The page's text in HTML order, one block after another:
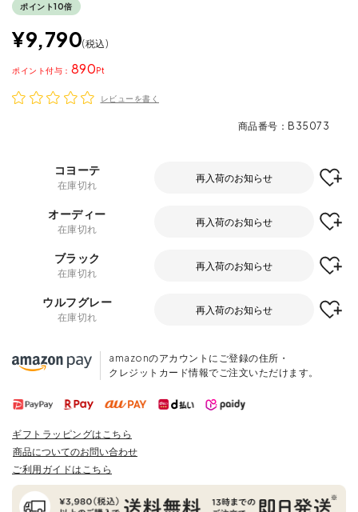
ポイント10倍
¥9,790 税込
890
ポイント
レビューを書く
商品番号 B35073
コヨーテ
在庫切れ
再入荷のお知らせ
オーディー
在庫切れ
再入荷のお知らせ
ブラック
在庫切れ
再入荷のお知らせ
ウルフグレー
在庫切れ
再入荷のお知らせ
amazonのアカウントにご登録の住所・
クレジットカード情報でご注文いただけます。
ギフトラッピングはこちら
商品についてのお問い合わせ
ご利用ガイドはこちら